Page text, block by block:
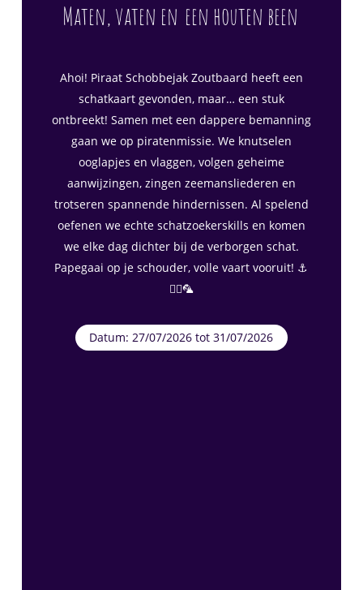
Maten, vaten en een houten been
Ahoi! Piraat Schobbejak Zoutbaard heeft een
schatkaart gevonden, maar… een stuk
ontbreekt! Samen met een dappere bemanning
gaan we op piratenmissie. We knutselen
ooglapjes en vlaggen, volgen geheime
aanwijzingen, zingen zeemansliederen en
trotseren spannende hindernissen. Al spelend
oefenen we echte schatzoekerskills en komen
we elke dag dichter bij de verborgen schat.
Papegaai op je schouder, volle vaart vooruit! ⚓
🏴‍☠️🦜
Datum: 27/07/2026 tot 31/07/2026